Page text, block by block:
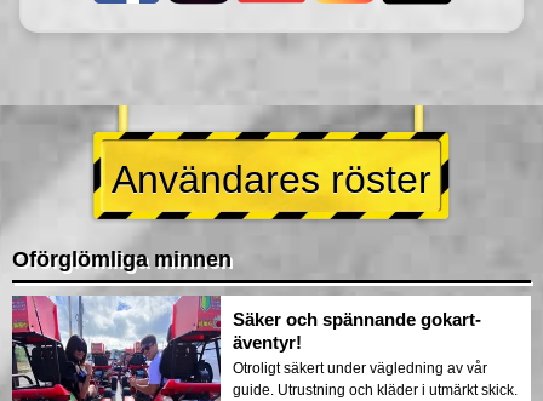
Användares röster
Oförglömliga minnen
Säker och spännande gokart-
äventyr!
Otroligt säkert under vägledning av vår
guide. Utrustning och kläder i utmärkt skick.